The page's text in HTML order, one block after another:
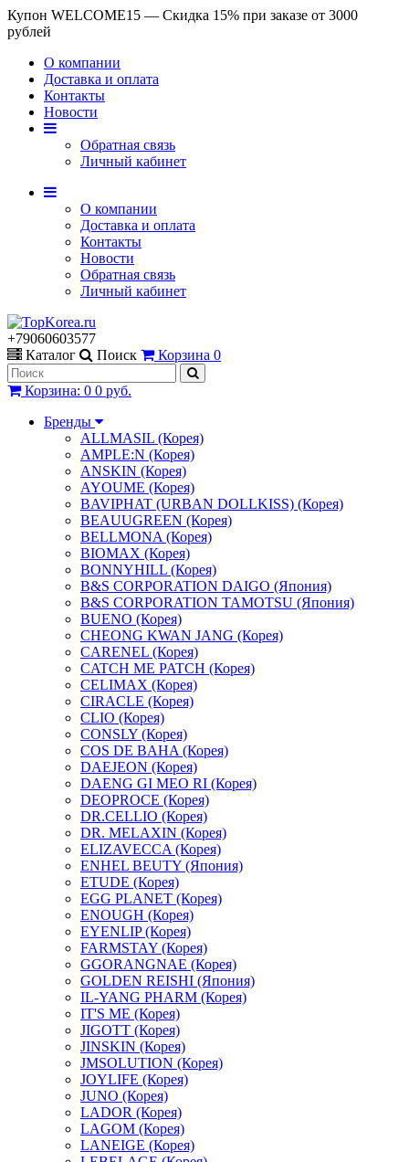
Купон WELCOME15 — Скидка 15% при заказе от 3000
рублей
О компании
Доставка и оплата
Контакты
Новости
Обратная связь
Личный кабинет
О компании
Доставка и оплата
Контакты
Новости
Обратная связь
Личный кабинет
+79060603577
Каталог
Поиск Корзина 0
Корзина: 0 0 руб.
Бренды
ALLMASIL (Корея)
AMPLE:N (Корея)
ANSKIN (Корея)
AYOUME (Корея)
BAVIPHAT (URBAN DOLLKISS) (Корея)
BEAUUGREEN (Корея)
BELLMONA (Корея)
BIOMAX (Корея)
BONNYHILL (Корея)
B&S CORPORATION DAIGO (Япония)
B&S CORPORATION TAMOTSU (Япония)
BUENO (Корея)
CHEONG KWAN JANG (Корея)
CARENEL (Корея)
CATCH ME PATCH (Корея)
CELIMAX (Корея)
CIRACLE (Корея)
CLIO (Корея)
CONSLY (Корея)
COS DE BAHA (Корея)
DAEJEON (Корея)
DAENG GI MEO RI (Корея)
DEOPROCE (Корея)
DR.CELLIO (Корея)
DR. MELAXIN (Корея)
ELIZAVECCA (Корея)
ENHEL BEUTY (Япония)
ETUDE (Корея)
EGG PLANET (Корея)
ENOUGH (Корея)
EYENLIP (Корея)
FARMSTAY (Корея)
GGORANGNAE (Корея)
GOLDEN REISHI (Япония)
IL-YANG PHARM (Корея)
IT'S ME (Корея)
JIGOTT (Корея)
JINSKIN (Корея)
JMSOLUTION (Корея)
JOYLIFE (Корея)
JUNO (Корея)
LADOR (Корея)
LAGOM (Корея)
LANEIGE (Корея)